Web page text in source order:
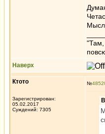
"Там,
Наверх
Ктото
Зарегистрирован:
05.02.2017
Суждений: 7305
№